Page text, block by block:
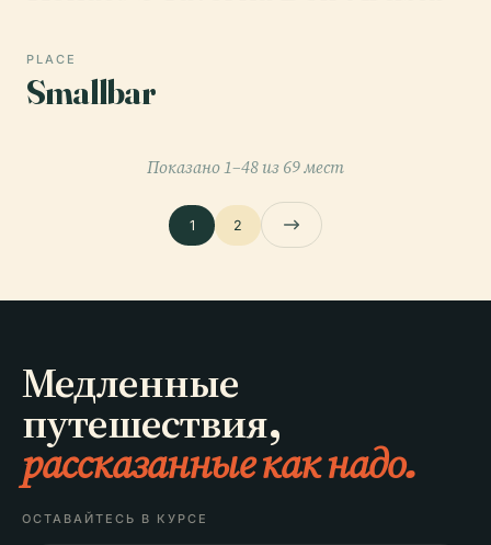
PLACE
Smallbar
Показано 1–48 из 69 мест
1 2
Медленные
путешествия,
рассказанные как надо.
ОСТАВАЙТЕСЬ В КУРСЕ